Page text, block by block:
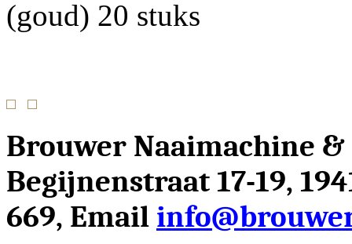
Brouwer Naaimachine
Begijnenstraat 17-19,
669, Email